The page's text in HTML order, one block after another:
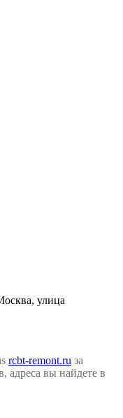
, улица
rcbt-remont.ru за
адреса вы найдете в